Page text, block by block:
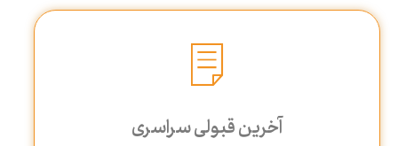
آخرین قبولی سراسری